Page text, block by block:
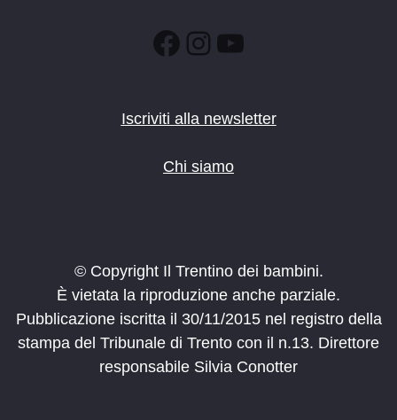
Facebook
Instagram
YouTube
Iscriviti alla newsletter
Chi siamo
© Copyright Il Trentino dei bambini.
È vietata la riproduzione anche parziale.
Pubblicazione iscritta il 30/11/2015 nel registro della
stampa del Tribunale di Trento con il n.13. Direttore
responsabile Silvia Conotter